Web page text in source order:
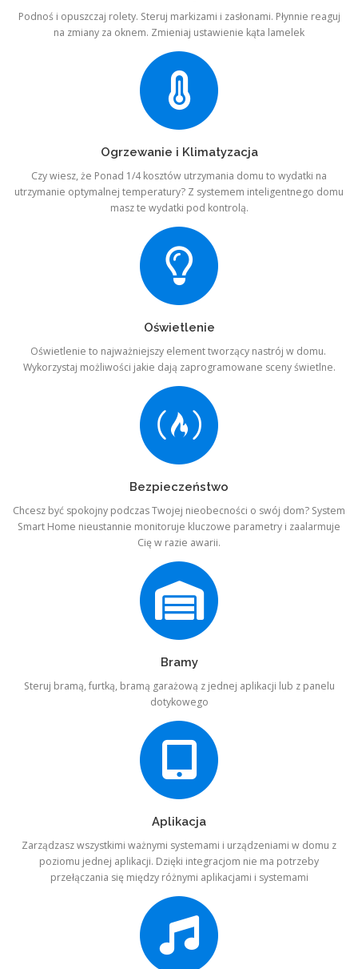
Podnoś i opuszczaj rolety. Steruj markizami i zasłonami. Płynnie reaguj
na zmiany za oknem. Zmieniaj ustawienie kąta lamelek
Ogrzewanie i Klimatyzacja
Czy wiesz, że Ponad 1/4 kosztów utrzymania domu to wydatki na
utrzymanie optymalnej temperatury? Z systemem inteligentnego domu
masz te wydatki pod kontrolą.
Oświetlenie
Oświetlenie to najważniejszy element tworzący nastrój w domu.
Wykorzystaj możliwości jakie dają zaprogramowane sceny świetlne.
Bezpieczeństwo
Chcesz być spokojny podczas Twojej nieobecności o swój dom? System
Smart Home nieustannie monitoruje kluczowe parametry i zaalarmuje
Cię w razie awarii.
Bramy
Steruj bramą, furtką, bramą garażową z jednej aplikacji lub z panelu
dotykowego
Aplikacja
Zarządzasz wszystkimi ważnymi systemami i urządzeniami w domu z
poziomu jednej aplikacji. Dzięki integracjom nie ma potrzeby
przełączania się między różnymi aplikacjami i systemami